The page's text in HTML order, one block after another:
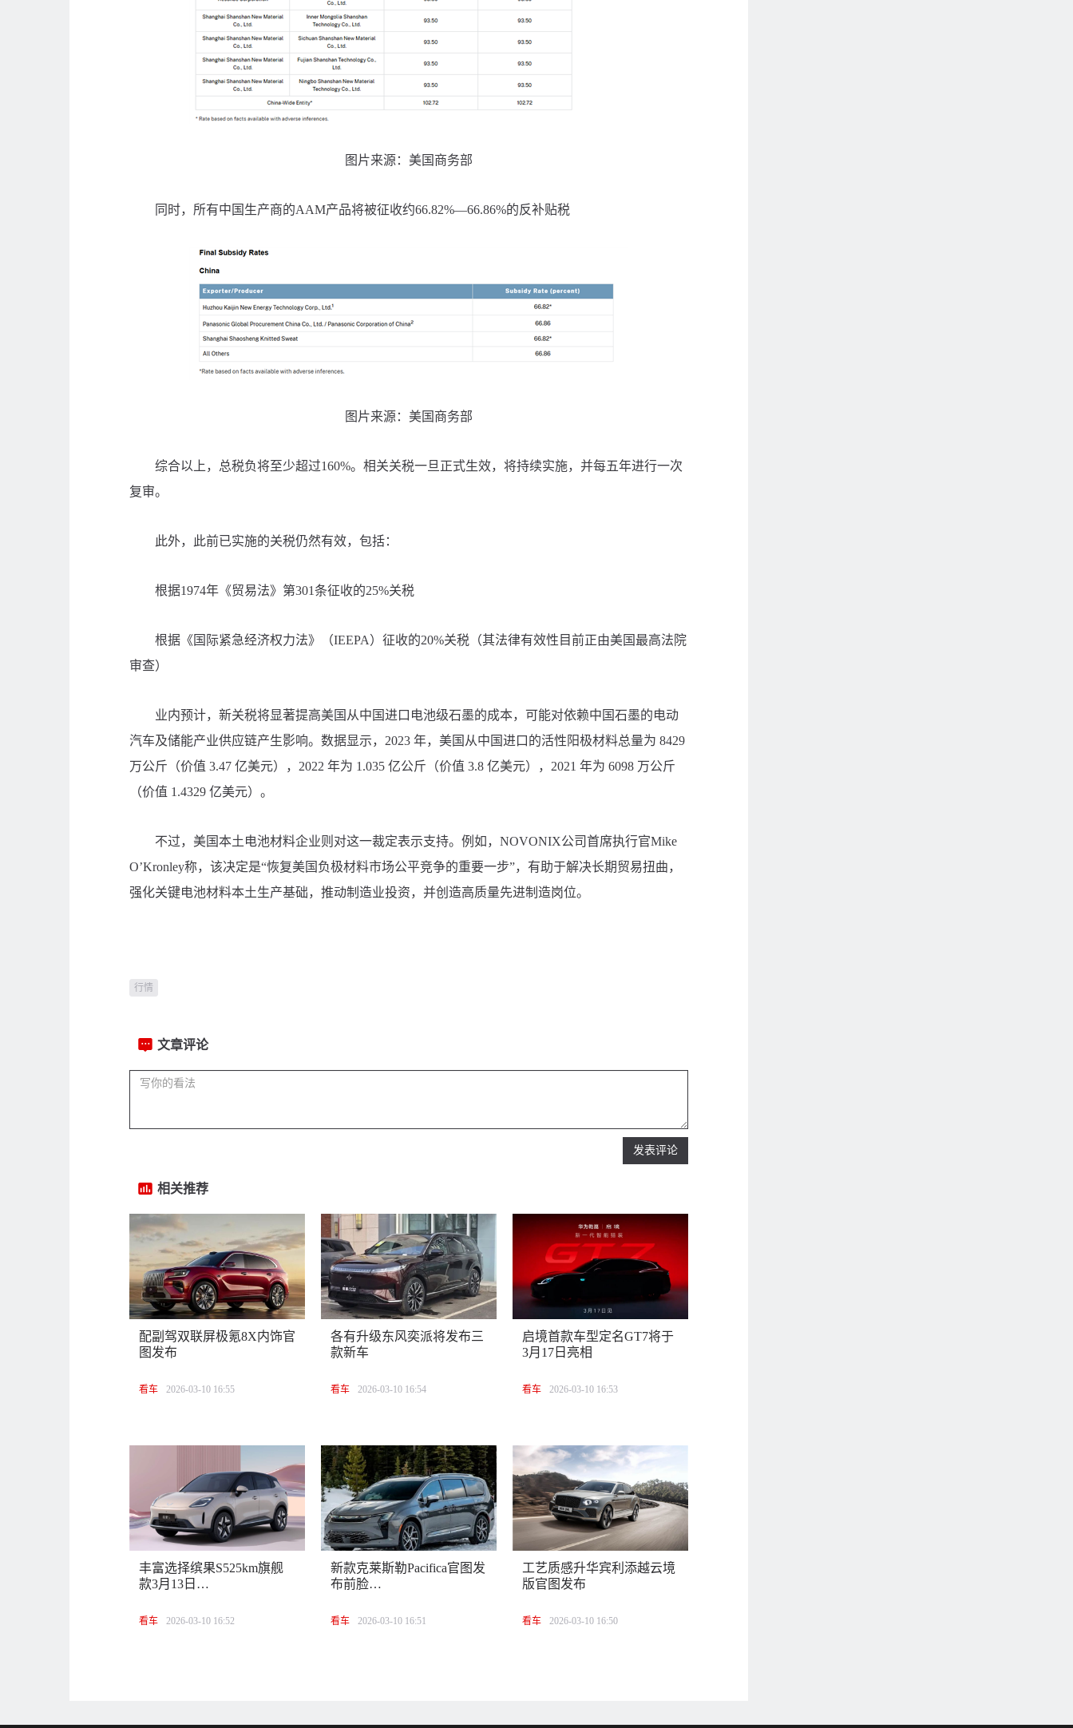
图片来源：美国商务部
同时，所有中国生产商的AAM产品将被征收约66.82%—66.86%的反补贴税
图片来源：美国商务部
综合以上，总税负将至少超过160%。相关关税一旦正式生效，将持续实施，并每五年进行一次
复审。
此外，此前已实施的关税仍然有效，包括：
根据1974年《贸易法》第301条征收的25%关税
根据《国际紧急经济权力法》（IEEPA）征收的20%关税（其法律有效性目前正由美国最高法院
审查）
业内预计，新关税将显著提高美国从中国进口电池级石墨的成本，可能对依赖中国石墨的电动
汽车及储能产业供应链产生影响。数据显示，2023 年，美国从中国进口的活性阳极材料总量为 8429
万公斤（价值 3.47 亿美元），2022 年为 1.035 亿公斤（价值 3.8 亿美元），2021 年为 6098 万公斤
（价值 1.4329 亿美元）。
不过，美国本土电池材料企业则对这一裁定表示支持。例如，NOVONIX公司首席执行官Mike
O’Kronley称，该决定是“恢复美国负极材料市场公平竞争的重要一步”，有助于解决长期贸易扭曲，
强化关键电池材料本土生产基础，推动制造业投资，并创造高质量先进制造岗位。
行情
文章评论
发表评论
相关推荐
配副驾双联屏极氪8X内饰官
图发布
看车 2026-03-10 16:55
各有升级东风奕派将发布三
款新车
看车 2026-03-10 16:54
启境首款车型定名GT7将于
3月17日亮相
看车 2026-03-10 16:53
丰富选择缤果S525km旗舰
款3月13日…
看车 2026-03-10 16:52
新款克莱斯勒Pacifica官图发
布前脸…
看车 2026-03-10 16:51
工艺质感升华宾利添越云境
版官图发布
看车 2026-03-10 16:50